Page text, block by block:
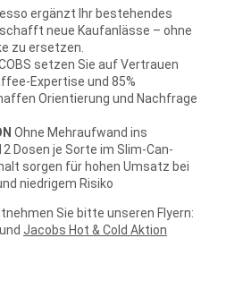
ergänzt Ihr bestehendes
neue Kaufanlässe – ohne
zu ersetzen.
setzen Sie auf Vertrauen
Expertise und 85%
Orientierung und Nachfrage
Ohne Mehraufwand ins
Dosen je Sorte im Slim-Can-
sorgen für hohen Umsatz bei
niedrigem Risiko
Sie bitte unseren Flyern:
und Jacobs Hot & Cold Aktion